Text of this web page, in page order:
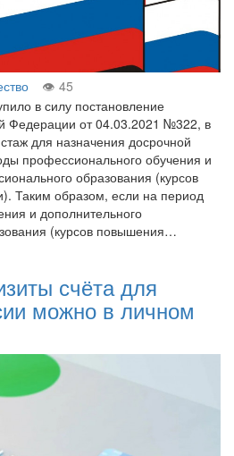
45
в силу постановление
Федерации от 04.03.2021 №322, в
для назначения досрочной
профессионального обучения и
образования (курсов
Таким образом, если на период
и дополнительного
(курсов повышения…
счёта для
можно в личном